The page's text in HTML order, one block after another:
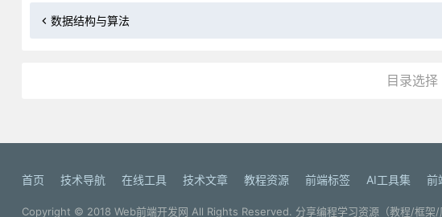
数据结构与算法
目录选择
首页 技术导航 在线工具 技术文章 教程资源 前端标签 AI工具集 前
Copyright © 2018 Web前端开发网 All Rights Reserved. 分享编程学习资源（教程/框架/